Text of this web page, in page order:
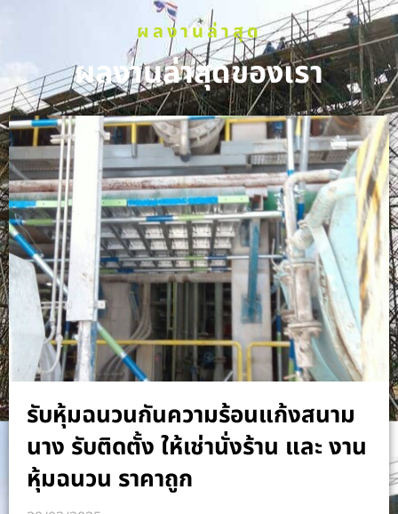
ผลงานล่าสุด
ผลงานล่าสุดของเรา
รับหุ้มฉนวนกันความร้อนแก้งสนาม
นาง รับติดตั้ง ให้เช่านั่งร้าน และ งาน
หุ้มฉนวน ราคาถูก